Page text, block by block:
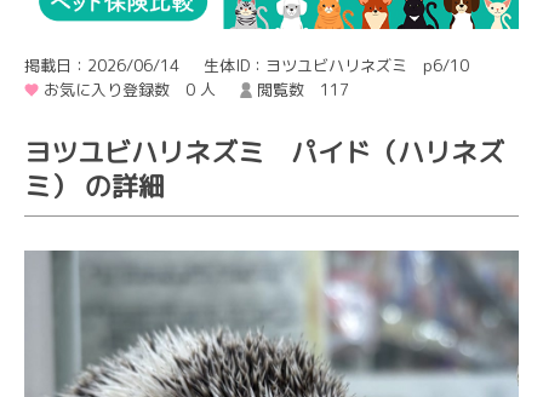
掲載日：2026/06/14
生体ID：ヨツユビハリネズミ p6/10
お気に入り登録数 0 人
閲覧数 117
ヨツユビハリネズミ パイド（ハリネズ
ミ） の詳細